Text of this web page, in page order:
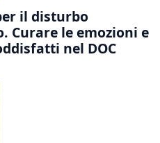
il disturbo
Curare le emozioni e
nel DOC